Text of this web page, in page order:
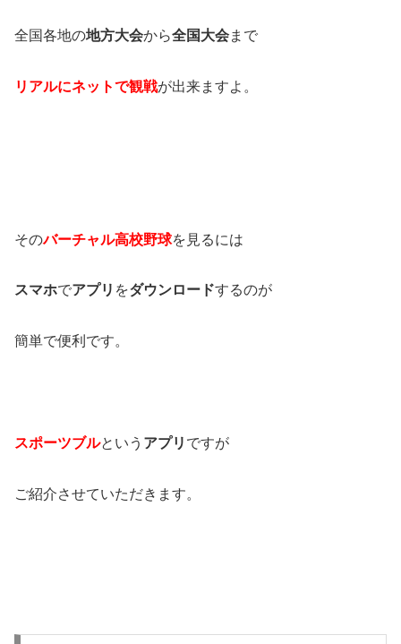
全国各地の地方大会から全国大会まで
リアルにネットで観戦が出来ますよ。
そのバーチャル高校野球を見るには
スマホでアプリ をダウンロードするのが
簡単で便利です。
スポーツブルという アプリ ですが
ご紹介させていただきます。